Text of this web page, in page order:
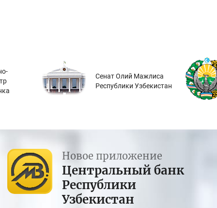
Сенат Олий Мажлиса
Республики Узбекистан
Новое приложение
Центральный банк
Республики
Узбекистан